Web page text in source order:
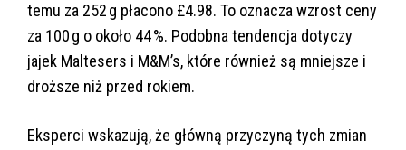
temu za 252 g płacono £4.98. To oznacza wzrost ceny
za 100 g o około 44 %. Podobna tendencja dotyczy
jajek Maltesers i M&M’s, które również są mniejsze i
droższe niż przed rokiem.
Eksperci wskazują, że główną przyczyną tych zmian